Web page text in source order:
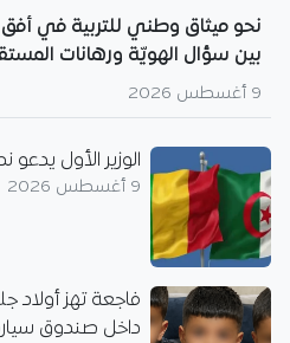
بين سؤال الهويّة ورهانات
9 أغسطس 2026
الوزير الأول يدعو
9 أغسطس 2026
فاجعة تهز أولاد
داخل صندوق